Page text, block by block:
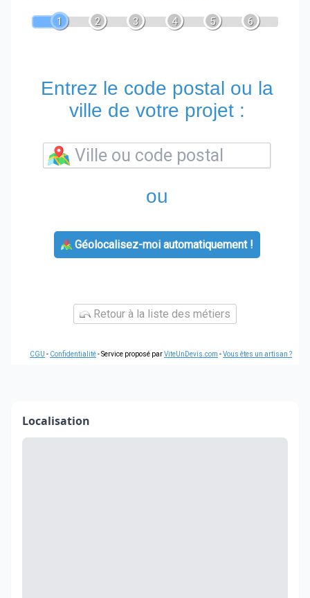
1 2 3 4 5 6
Entrez le code postal ou la
ville de votre projet :
ou
Géolocalisez-moi automatiquement !
Retour à la liste des métiers
CGU - Confidentialité- Service proposé parViteUnDevis.com -Vous êtes un artisan ?
Localisation